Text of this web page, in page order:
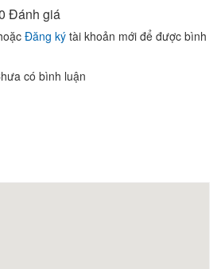
Đánh giá
Đăng ký tài khoản mới để được bình
có bình luận